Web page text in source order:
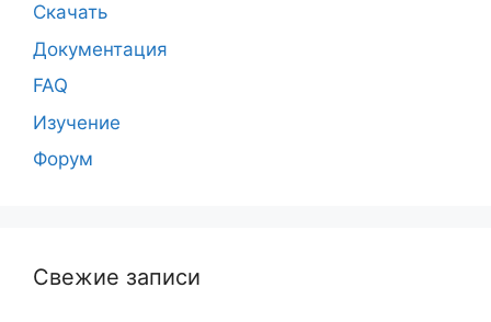
Скачать
Документация
FAQ
Изучение
Форум
Свежие записи